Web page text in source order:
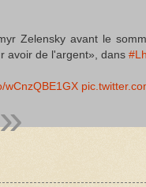
Zelensky avant le
avoir de l'argent», dans
wCnzQBE1GX